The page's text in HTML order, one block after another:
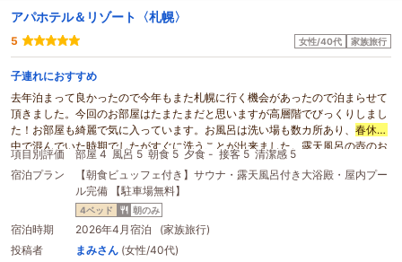
り、露天風呂ではない。広いが外気が入る構造のため肌寒く、湯気で周囲が何
も見えない状態。さらに、かつて滑り台ゾーンへ繋がっていた通路も閉鎖され
ている）があった。内湯は湯船が多いが配置が悪く、半露天は開放感がなく薄
暗い感じがする。
・男子の場合、朝の露天風呂は魅力的だが、チェックアウト前の限られた時間
いのですが）。
全体として
・お食事（夕食）やお湯の泉質、湯船の数が多いのが良いだけに、大浴場の入
れ替え時の差や、チェックイン・アウト時の車の回送の遅さはもったいなく感
じました。
アパホテル＆リゾート〈札幌〉
5 女性/40代 家族旅行
子連れにおすすめ
去年泊まって良かったので今年もまた札幌に行く機会があったので泊まらせて
頂きました。今回のお部屋はたまたまだと思いますが高層階でびっくりしまし
た！お部屋も綺麗で気に入っています。お風呂は洗い場も数カ所あり、 春休み
中で混んでいた時期でしたがすぐに洗うことが出来ました。露天風呂の壺のお
風呂が子どもと入れて気持ちよかったです。朝食はマグロ、サーモン、タコな
どのお刺身があり、分厚くて食べ応えがありました。また、天ぷらやラーメ
ン、デザートのミニケーキもあり、ドリンクバーも種類豊富で良かったです。
また泊まる機会があれば泊まらせて頂きたいです。
項目別評価 部屋 4 風呂 5 朝食 5 夕食 - 接客 5 清潔感 5
宿泊プラン
【朝食ビュッフェ付き】サウナ・露天風呂付き大浴殿・屋内プー
ル完備 【駐車場無料】
4ベッド 朝のみ
宿泊時期
2026年4月宿泊 (家族旅行)
投稿者
まみさん (女性/40代)